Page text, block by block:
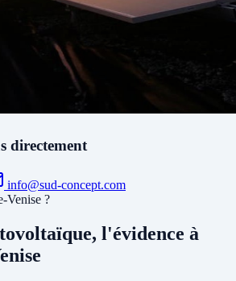
directement
info@sud-concept.com
Venise ?
l'évidence à